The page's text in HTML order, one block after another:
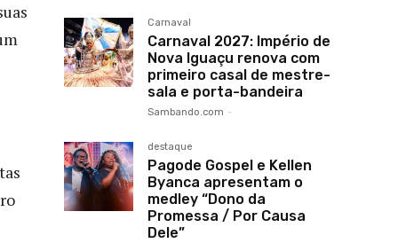
Carnaval
Carnaval 2027: Império de
Nova Iguaçu renova com
primeiro casal de mestre-
sala e porta-bandeira
Sambando.com -
destaque
Pagode Gospel e Kellen
Byanca apresentam o
medley “Dono da
Promessa / Por Causa
Dele”